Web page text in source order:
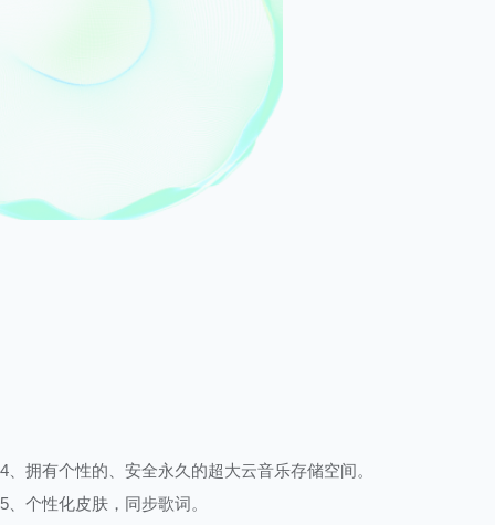
4、拥有个性的、安全永久的超大云音乐存储空间。
5、个性化皮肤，同步歌词。